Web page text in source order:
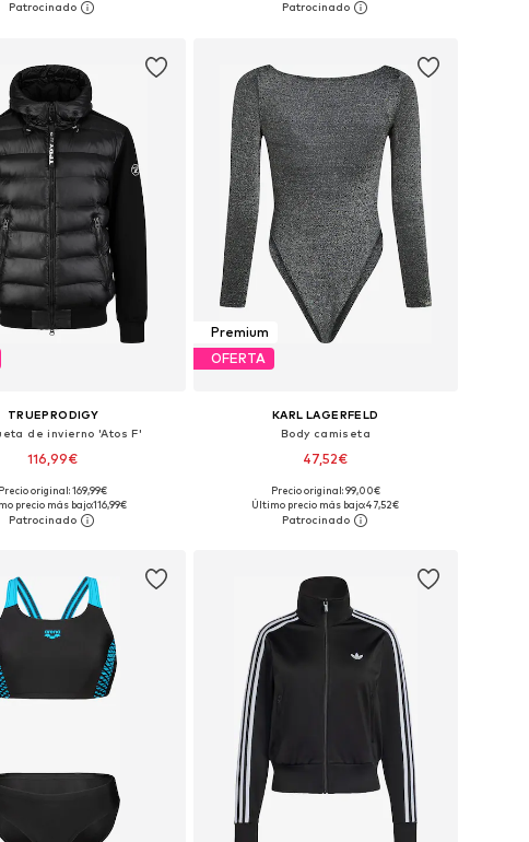
a la cesta Añadir a la cesta
TRUEPRODIGY
de invierno 'Atos F'
116,99€
disponibles: XS, S, M, XL
a la cesta
Precio original: 169,99€
precio más bajo:116,99€
Premium
OFERTA
KARL LAGERFELD
Body camiseta
47,52€
Tallas disponibles: S, M, L
Añadir a la cesta
Precio original: 99,00€
Último precio más bajo:47,52€